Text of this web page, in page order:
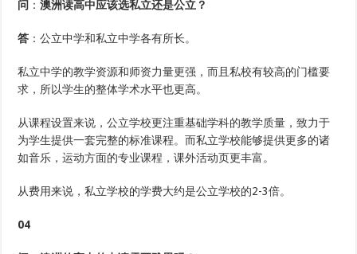
问 ：澳洲读高中应该选私立还是公立？
答 ：公立中学和私立中学各有所长。
私立中学的教学资源和师资力量更强，而且私校有较高的门槛要
求，所以学生的整体学术水平也更高。
从课程设置来说，公立学校更注重基础学科的教学质量，致力于
为学生提供一套完整的标准课程。而私立学校能够提供更多的诸
如音乐，运动方面的专业课程，课外活动页更丰富。
从费用来说，私立学校的学费大约是公立学校的2-3倍。
04